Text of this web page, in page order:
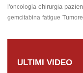
l'oncologia chirurgia
gemcitabina fatigue Tumore
ULTIMI VIDEO